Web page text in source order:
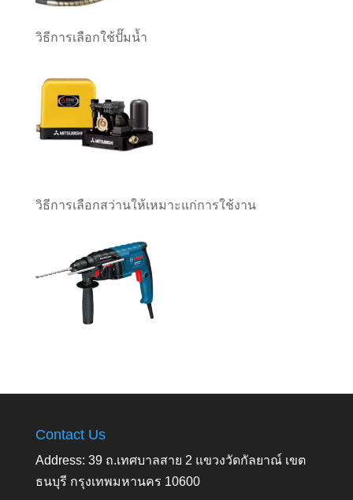
วิธีการเลือกใช้ปั๊มน้ำ
วิธีการเลือกสว่านให้เหมาะแก่การใช้งาน
Contact Us
Address: 39 ถ.เทศบาลสาย 2 แขวงวัดกัลยาณ์ เขต
ธนบุรี กรุงเทพมหานคร 10600